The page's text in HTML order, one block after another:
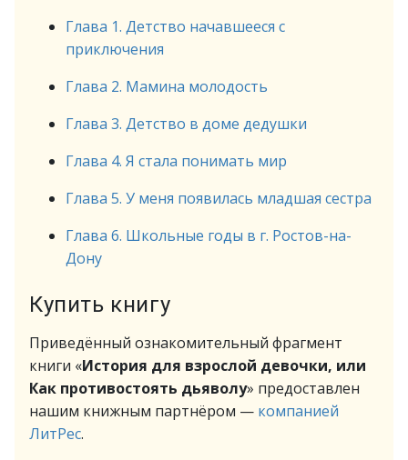
Глава 1. Детство начавшееся с
приключения
Глава 2. Мамина молодость
Глава 3. Детство в доме дедушки
Глава 4. Я стала понимать мир
Глава 5. У меня появилась младшая сестра
Глава 6. Школьные годы в г. Ростов-на-
Дону
Купить книгу
Приведённый ознакомительный фрагмент
книги «История для взрослой девочки, или
Как противостоять дьяволу» предоставлен
нашим книжным партнёром — компанией
ЛитРес.